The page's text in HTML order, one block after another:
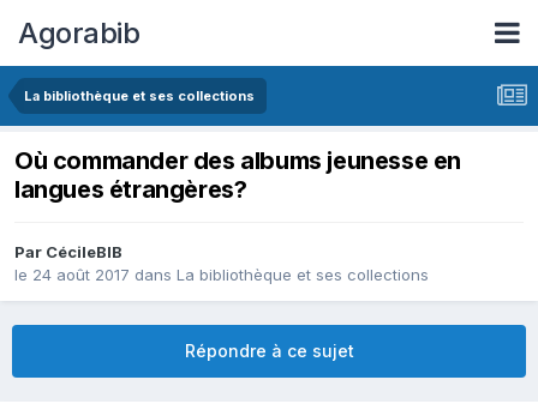
Agorabib
La bibliothèque et ses collections
Où commander des albums jeunesse en
langues étrangères?
Par CécileBIB
le 24 août 2017 dans La bibliothèque et ses collections
Répondre à ce sujet